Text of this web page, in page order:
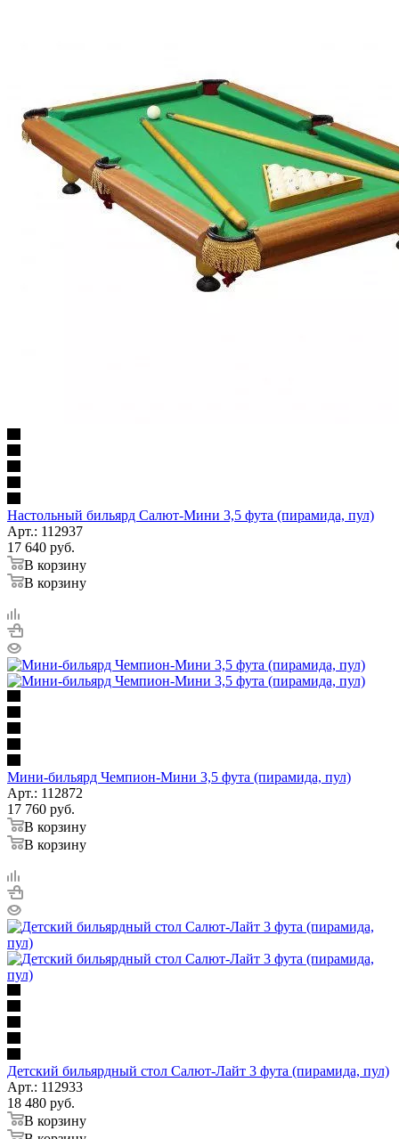
Настольный бильярд Салют-Мини 3,5 фута (пирамида, пул)
Арт.: 112937
17 640 руб.
В корзину
В корзину
Мини-бильярд Чемпион-Мини 3,5 фута (пирамида, пул)
Арт.: 112872
17 760 руб.
В корзину
В корзину
Детский бильярдный стол Салют-Лайт 3 фута (пирамида, пул)
Арт.: 112933
18 480 руб.
В корзину